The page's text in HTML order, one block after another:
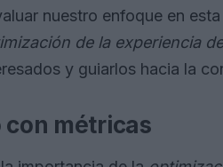
nuestro enfoque en
de la experiencia
y guiarlos hacia la
con métricas